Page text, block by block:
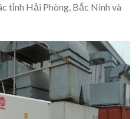
tỉnh Hải Phòng, Bắc Ninh và